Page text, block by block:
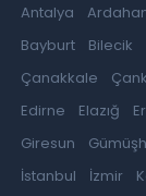
Antalya
Bayburt
Bilecik
Çanakkale
Edirne
Elazığ
Giresun
İstanbul
İzmir